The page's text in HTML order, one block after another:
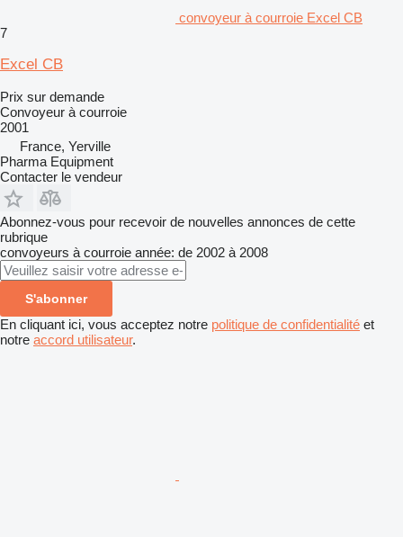
convoyeur à courroie Excel CB
7
Excel CB
Prix sur demande
Convoyeur à courroie
2001
France, Yerville
Pharma Equipment
Contacter le vendeur
Abonnez-vous pour recevoir de nouvelles annonces de cette
rubrique
convoyeurs à courroie année: de 2002 à 2008
S'abonner
En cliquant ici, vous acceptez notre politique de confidentialité et
notre accord utilisateur.